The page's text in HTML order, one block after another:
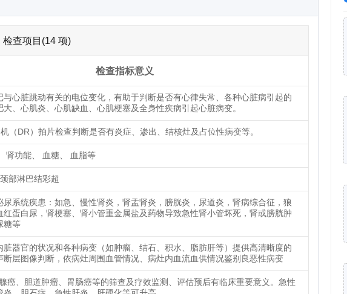
检查项目(14 项)
检查指标意义
与心脏跳动有关的电位变化，有助于判断是否有心律失常、各种心脏病引起的
大、心肌炎、心肌缺血、心肌梗塞及全身性疾病引起心脏病变。
（DR）拍片检查判断是否有炎症、渗出、结核灶及占位性病变等。
肾功能、 血糖、 血脂等
部淋巴结彩超
尿系统疾患：如急、慢性肾炎，肾盂肾炎，膀胱炎，尿道炎，肾病综合征，狼
红蛋白尿，肾梗塞、肾小管重金属盐及药物导致急性肾小管坏死，肾或膀胱肿
糖等
脏器官的状况和各种病变（如肿瘤、结石、积水、脂肪肝等）提供高清晰度的
断层图像判断，依病灶周围血管情况、病灶内血流血供情况鉴别良恶性病变
癌、胆道肿瘤、胃肠癌等的筛查及疗效监测、评估预后有临床重要意义。急性